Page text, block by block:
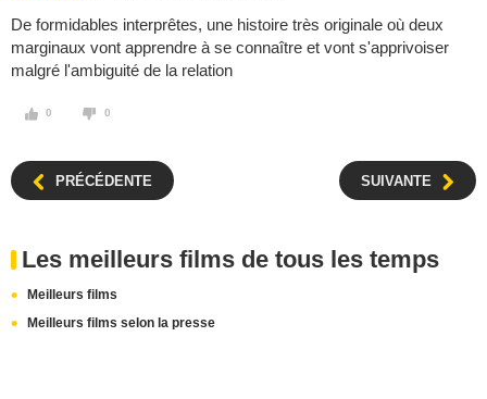
De formidables interprêtes, une histoire très originale où deux
marginaux vont apprendre à se connaître et vont s'apprivoiser
malgré l'ambiguité de la relation
0 0
PRÉCÉDENTE SUIVANTE
Les meilleurs films de tous les temps
Meilleurs films
Meilleurs films selon la presse